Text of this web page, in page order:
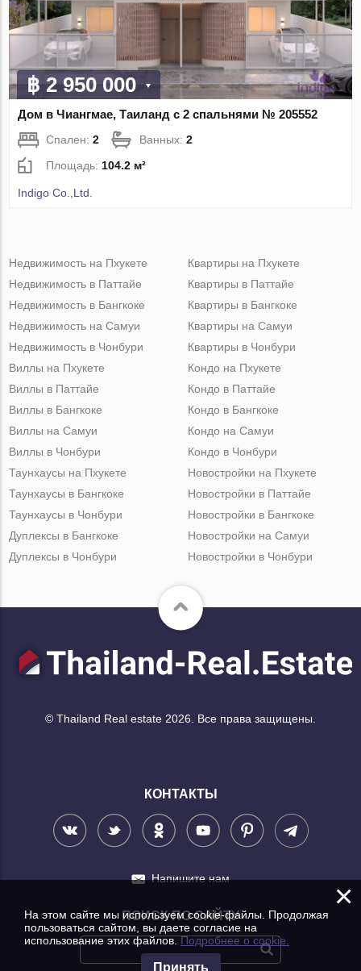
฿ 2 950 000
Дом в Чиангмае, Таиланд с 2 спальнями № 205552
Спален:2 Ванных:2
Площадь: 104.2 м²
Indigo Co.,Ltd.
Недвижимость на Пхукете
Недвижимость в Паттайе
Недвижимость в Бангкоке
Недвижимость на Самуи
Недвижимость в Чонбури
Квартиры на Пхукете
Квартиры в Паттайе
Квартиры в Бангкоке
Квартиры на Самуи
Квартиры в Чонбури
Виллы на Пхукете
Виллы в Паттайе
Виллы в Бангкоке
Виллы на Самуи
Виллы в Чонбури
Кондо на Пхукете
Кондо в Паттайе
Кондо в Бангкоке
Кондо на Самуи
Кондо в Чонбури
Таунхаусы на Пхукете
Таунхаусы в Бангкоке
Таунхаусы в Чонбури
Дуплексы в Бангкоке
Дуплексы в Чонбури
Новостройки на Пхукете
Новостройки в Паттайе
Новостройки в Бангкоке
Новостройки на Самуи
Новостройки в Чонбури
© Thailand Real estate 2026. Все права защищены.
КОНТАКТЫ
Напишите нам
ПОИСК ПО САЙТУ
×
На этом сайте мы используем cookie-файлы. Продолжая
пользоваться сайтом, вы даете согласие на
использование этих файлов.Подробнее о cookie.
Принять